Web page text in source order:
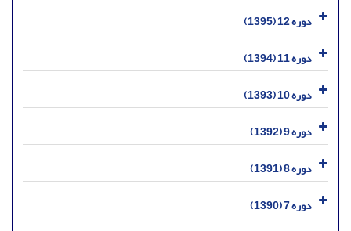
دوره 12 (1395)
دوره 11 (1394)
دوره 10 (1393)
دوره 9 (1392)
دوره 8 (1391)
دوره 7 (1390)